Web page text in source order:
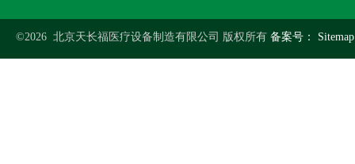
©2026 北京天长福医疗设备制造有限公司 版权所有 备案号：